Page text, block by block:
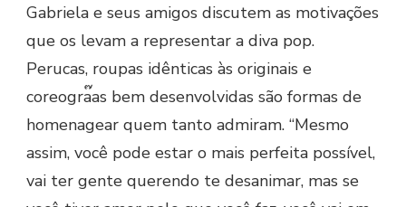
Gabriela e seus amigos discutem as motivações
que os levam a representar a diva pop.
Perucas, roupas idênticas às originais e
coreogra๊as bem desenvolvidas são formas de
homenagear quem tanto admiram. “Mesmo
assim, você pode estar o mais perfeita possível,
vai ter gente querendo te desanimar, mas se